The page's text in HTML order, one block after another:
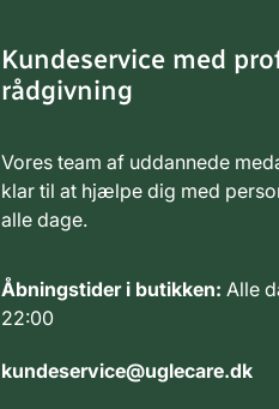
Kundeservice med
rådgivning
Vores team af uddannede
klar til at hjælpe dig med
alle dage.
Åbningstider i butikken: Alle
22:00
kundeservice@uglecare.dk